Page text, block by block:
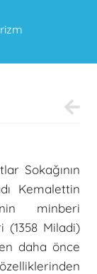
Sokağının
Kemalettin
minberi
(1358 Miladi)
daha önce